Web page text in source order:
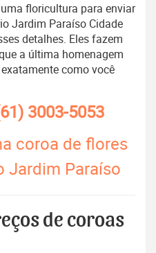
floricultura para enviar
Jardim Paraíso Cidade
detalhes. Eles fazem
a última homenagem
como você
3003-5053
coroa de flores
Jardim Paraíso
de coroas